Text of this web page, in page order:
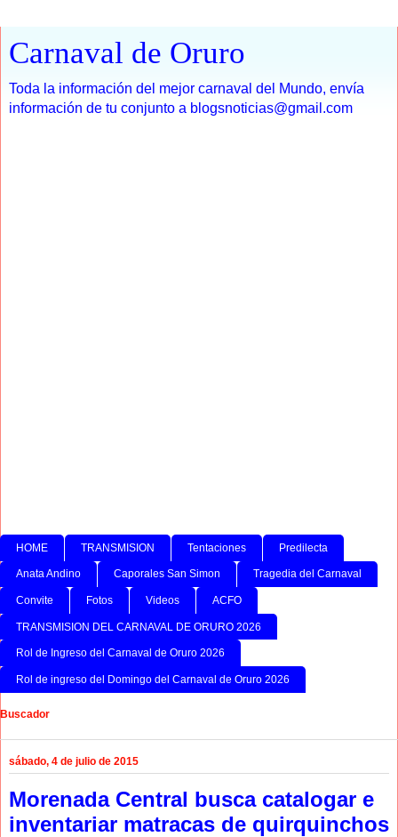
Carnaval de Oruro
Toda la información del mejor carnaval del Mundo, envía
información de tu conjunto a blogsnoticias@gmail.com
HOME TRANSMISION Tentaciones Predilecta
Anata Andino Caporales San Simon Tragedia del Carnaval
Convite Fotos Videos ACFO
TRANSMISION DEL CARNAVAL DE ORURO 2026
Rol de Ingreso del Carnaval de Oruro 2026
Rol de ingreso del Domingo del Carnaval de Oruro 2026
Buscador
sábado, 4 de julio de 2015
Morenada Central busca catalogar e
inventariar matracas de quirquinchos